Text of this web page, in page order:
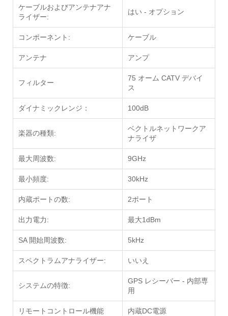
ケーブルおよびアンテナアナ
ライザー:
はい - オプション
コンポーネント: ケーブル
アンテナ アンプ
フィルター
75 オーム CATV デバイ
ス
ダイナミックレンジ： 100dB
楽器の種類:
ベクトルネットワークア
ナライザ
最大周波数: 9GHz
最小頻度: 30kHz
内蔵ポートの数: 2ポート
出力電力: 最大1dBm
SA 開始周波数: 5kHz
スペクトラムアナライザー: いいえ
システムの特徴:
GPS レシーバー - 内部専
用
リモートコントロール機能 内蔵DC電源